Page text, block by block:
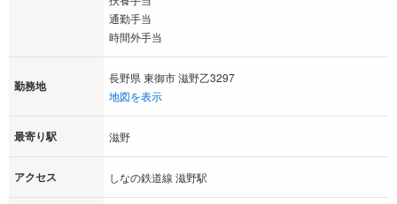
通勤手当
時間外手当
勤務地
長野県 東御市 滋野乙3297
地図を表示
最寄り駅 滋野
アクセス しなの鉄道線 滋野駅